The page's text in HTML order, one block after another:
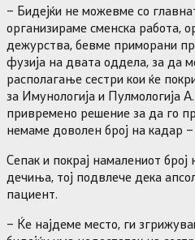
– Бидејќи не можевме со
организираме сменска работа,
дежурства, бевме приморани
фузија на двата оддела, за да
располагање сестри кои ќе
за Имунологија и Пулмологија
привремено решение за да го
немаме доволен број на кадар –
Сепак и покрај намалениот
дечиња, тој подвлече дека
пациент.
– Ќе најдеме место, ги